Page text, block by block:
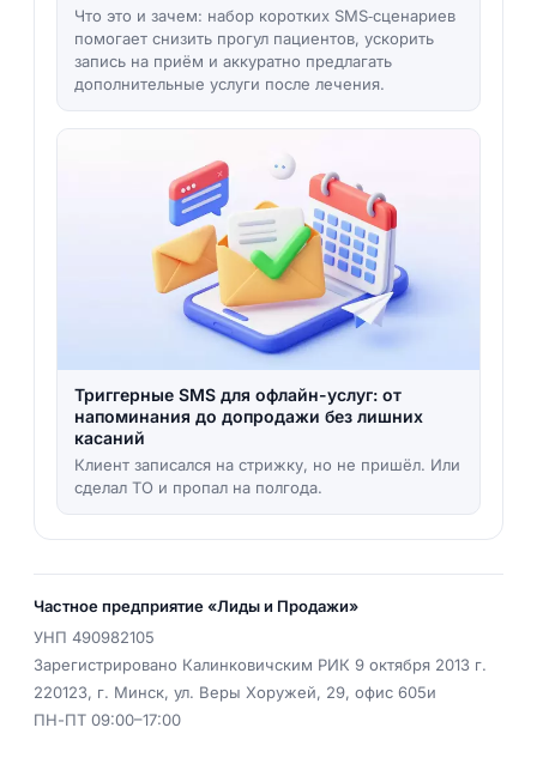
Что это и зачем: набор коротких SMS‑сценариев
помогает снизить прогул пациентов, ускорить
запись на приём и аккуратно предлагать
дополнительные услуги после лечения.
Триггерные SMS для офлайн-услуг: от
напоминания до допродажи без лишних
касаний
Клиент записался на стрижку, но не пришёл. Или
сделал ТО и пропал на полгода.
Частное предприятие «Лиды и Продажи»
УНП 490982105
Зарегистрировано Калинковичским РИК 9 октября 2013 г.
220123, г. Минск, ул. Веры Хоружей, 29, офис 605и
ПН-ПТ 09:00–17:00